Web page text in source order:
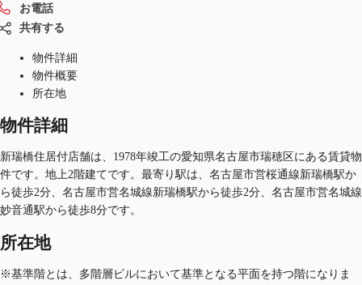
記事
仲介会社様はこちらへ
お気に入り
お電話
共有する
物件詳細
物件概要
所在地
物件詳細
新瑞橋住居付店舗は、1978年竣工の愛知県名古屋市瑞穂区にある賃貸物
件です。地上2階建てです。最寄り駅は、名古屋市営桜通線新瑞橋駅か
ら徒歩2分、名古屋市営名城線新瑞橋駅から徒歩2分、名古屋市営名城線
妙音通駅から徒歩8分です。
所在地
※基準階とは、多階層ビルにおいて基準となる平面を持つ階になりま